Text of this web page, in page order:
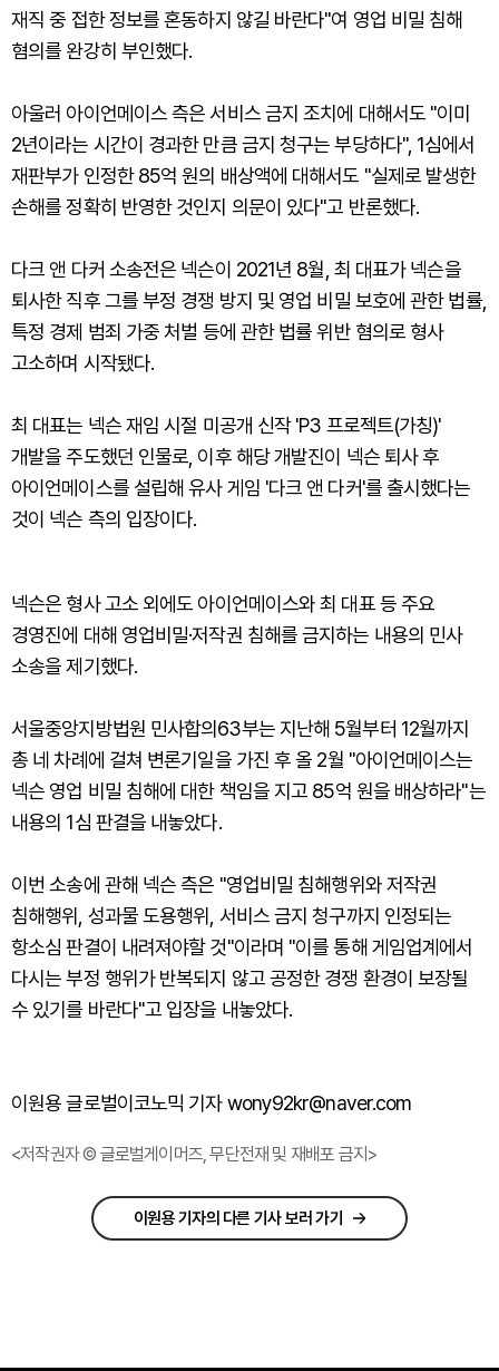
재직 중 접한 정보를 혼동하지 않길 바란다"여 영업 비밀 침해
혐의를 완강히 부인했다.
아울러 아이언메이스 측은 서비스 금지 조치에 대해서도 "이미
2년이라는 시간이 경과한 만큼 금지 청구는 부당하다", 1심에서
재판부가 인정한 85억 원의 배상액에 대해서도 "실제로 발생한
손해를 정확히 반영한 것인지 의문이 있다"고 반론했다.
다크 앤 다커 소송전은 넥슨이 2021년 8월, 최 대표가 넥슨을
퇴사한 직후 그를 부정 경쟁 방지 및 영업 비밀 보호에 관한 법률,
특정 경제 범죄 가중 처벌 등에 관한 법률 위반 혐의로 형사
고소하며 시작됐다.
최 대표는 넥슨 재임 시절 미공개 신작 'P3 프로젝트(가칭)'
개발을 주도했던 인물로, 이후 해당 개발진이 넥슨 퇴사 후
아이언메이스를 설립해 유사 게임 '다크 앤 다커'를 출시했다는
것이 넥슨 측의 입장이다.
넥슨은 형사 고소 외에도 아이언메이스와 최 대표 등 주요
경영진에 대해 영업비밀·저작권 침해를 금지하는 내용의 민사
소송을 제기했다.
서울중앙지방법원 민사합의63부는 지난해 5월부터 12월까지
총 네 차례에 걸쳐 변론기일을 가진 후 올 2월 "아이언메이스는
넥슨 영업 비밀 침해에 대한 책임을 지고 85억 원을 배상하라"는
내용의 1심 판결을 내놓았다.
이번 소송에 관해 넥슨 측은 "영업비밀 침해행위와 저작권
침해행위, 성과물 도용행위, 서비스 금지 청구까지 인정되는
항소심 판결이 내려져야할 것"이라며 "이를 통해 게임업계에서
다시는 부정 행위가 반복되지 않고 공정한 경쟁 환경이 보장될
수 있기를 바란다"고 입장을 내놓았다.
이원용 글로벌이코노믹 기자 wony92kr@naver.com
<저작권자 © 글로벌게이머즈, 무단전재 및 재배포 금지>
이원용 기자의 다른 기사 보러 가기